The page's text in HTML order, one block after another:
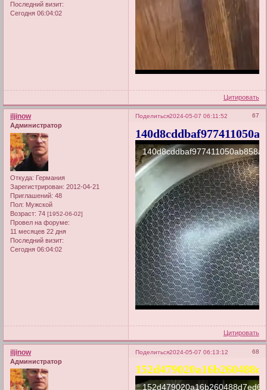
Последний визит:
Сегодня 06:04:02
Цитировать
Поделиться 67
2024-05-07 06:11:52
iljinow
Администратор
Откуда: Германия
Зарегистрирован: 2012-04-21
Приглашений: 48
Пол: Мужской
Возраст: 74 [1952-06-02]
Провел на форуме:
11 месяцев 22 дня
Последний визит:
Сегодня 06:04:02
Цитировать
Поделиться 68
2024-05-07 06:13:12
iljinow
Администратор